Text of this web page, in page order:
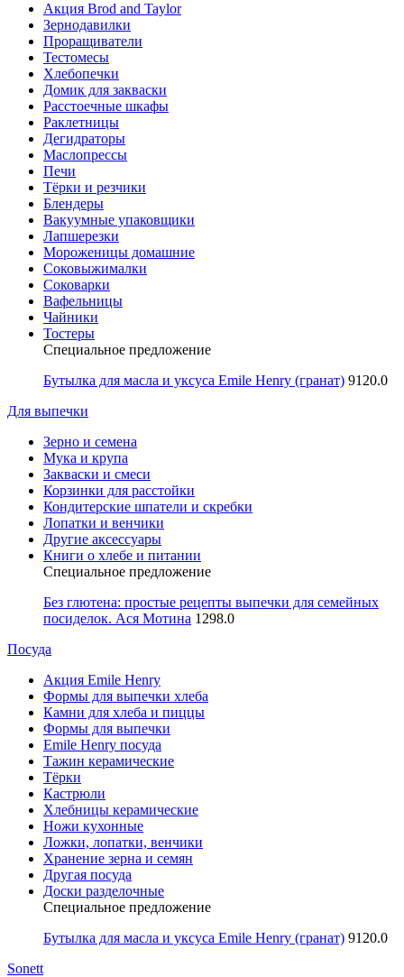
Акция Brod and Taylor
Зернодавилки
Проращиватели
Тестомесы
Хлебопечки
Домик для закваски
Расстоечные шкафы
Раклетницы
Дегидраторы
Маслопрессы
Печи
Тёрки и резчики
Блендеры
Вакуумные упаковщики
Лапшерезки
Мороженицы домашние
Соковыжималки
Соковарки
Вафельницы
Чайники
Тостеры
Специальное предложение
Бутылка для масла и уксуса Emile Henry (гранат) 9120.0
Для выпечки
Зерно и семена
Мука и крупа
Закваски и смеси
Корзинки для расстойки
Кондитерские шпатели и скребки
Лопатки и венчики
Другие аксессуары
Книги о хлебе и питании
Специальное предложение
Без глютена: простые рецепты выпечки для семейных
посиделок. Ася Мотина 1298.0
Посуда
Акция Emile Henry
Формы для выпечки хлеба
Камни для хлеба и пиццы
Формы для выпечки
Emile Henry посуда
Тажин керамические
Тёрки
Кастрюли
Хлебницы керамические
Ножи кухонные
Ложки, лопатки, венчики
Хранение зерна и семян
Другая посуда
Доски разделочные
Специальное предложение
Бутылка для масла и уксуса Emile Henry (гранат) 9120.0
Sonett